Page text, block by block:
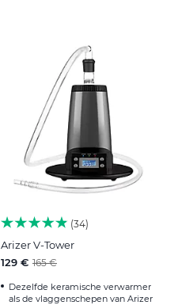
34
Arizer V-Tower
129 € 165 €
Dezelfde keramische verwarmer
als de vlaggenschepen van Arizer